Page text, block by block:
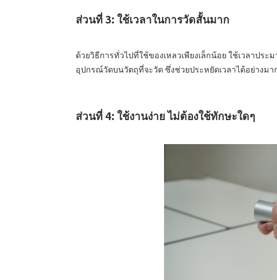
ส่วนที่ 3: ใช้เวลาในการวัดสั้นมาก
ด้วยวิธีการทั่วไปที่ใช้ของเหลวเพียงเล็กน้อย ใช้เวลาป
อุปกรณ์วัดบนวัตถุที่จะวัด ซึ่งช่วยประหยัดเวลาได้อย่างมา
ส่วนที่ 4: ใช้งานง่าย ไม่ต้องใช้ทักษะใดๆ